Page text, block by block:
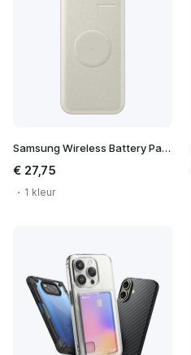
Samsung Wireless Battery Pack 10.000 mAh
€ 27,75
1 kleur